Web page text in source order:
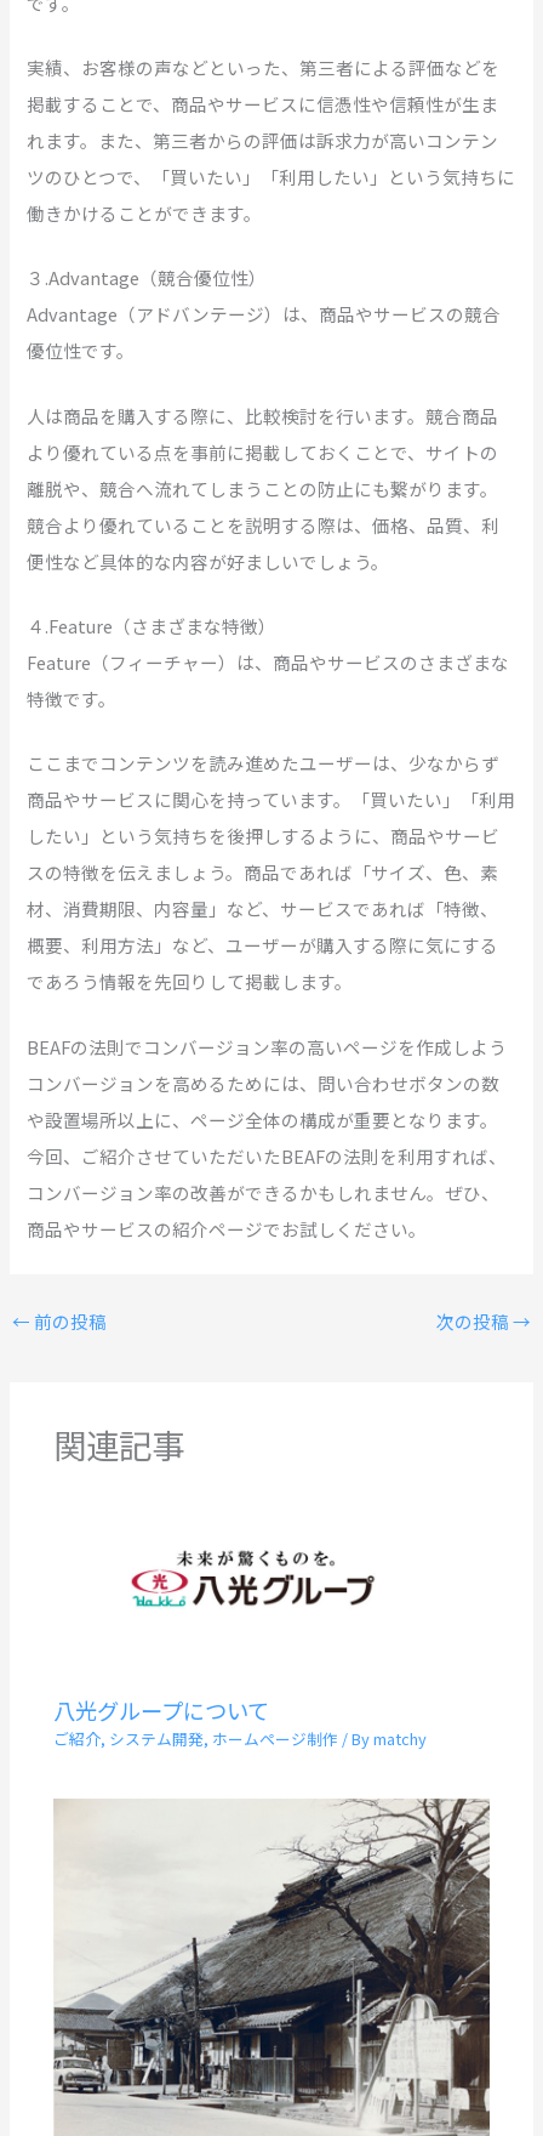
実績、お客様の声などといった、第三者による評価などを
掲載することで、商品やサービスに信憑性や信頼性が生ま
れます。また、第三者からの評価は訴求力が高いコンテン
ツのひとつで、「買いたい」「利用したい」という気持ちに
働きかけることができます。
３.Advantage（競合優位性）
Advantage（アドバンテージ）は、商品やサービスの競合
優位性です。
人は商品を購入する際に、比較検討を行います。競合商品
より優れている点を事前に掲載しておくことで、サイトの
離脱や、競合へ流れてしまうことの防止にも繋がります。
競合より優れていることを説明する際は、価格、品質、利
便性など具体的な内容が好ましいでしょう。
４.Feature（さまざまな特徴）
Feature（フィーチャー）は、商品やサービスのさまざまな
特徴です。
ここまでコンテンツを読み進めたユーザーは、少なからず
商品やサービスに関心を持っています。「買いたい」「利用
したい」という気持ちを後押しするように、商品やサービ
スの特徴を伝えましょう。商品であれば「サイズ、色、素
材、消費期限、内容量」など、サービスであれば「特徴、
概要、利用方法」など、ユーザーが購入する際に気にする
であろう情報を先回りして掲載します。
BEAFの法則でコンバージョン率の高いページを作成しよう
コンバージョンを高めるためには、問い合わせボタンの数
や設置場所以上に、ページ全体の構成が重要となります。
今回、ご紹介させていただいたBEAFの法則を利用すれば、
コンバージョン率の改善ができるかもしれません。ぜひ、
商品やサービスの紹介ページでお試しください。
← 前の投稿 次の投稿→
関連記事
八光グループについて
ご紹介, システム開発, ホームページ制作 / Bymatchy